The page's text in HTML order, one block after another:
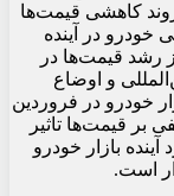
کاهشی قیمت‌ها
خودرو در آینده
رشد قیمت‌ها در
و اوضاع
خودرو در فروردین
بر قیمت‌ها تاثیر
بازار خودرو
است.